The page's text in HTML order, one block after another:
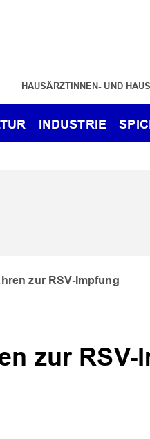
HAUSÄRZTINNEN- UND
INDUSTRIE
zur RSV-Impfung
zur RSV-